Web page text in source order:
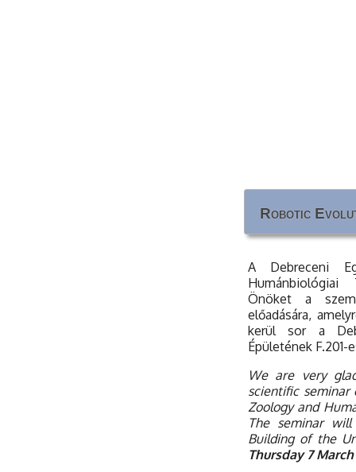
Robotic
Robotic
A Debreceni
Humánbiológiai
Önöket a
előadására,
kerül sor a
Épületének F.201-
We are very
scientific
Zoology and
The seminar
Building of the
Thursday 7 March